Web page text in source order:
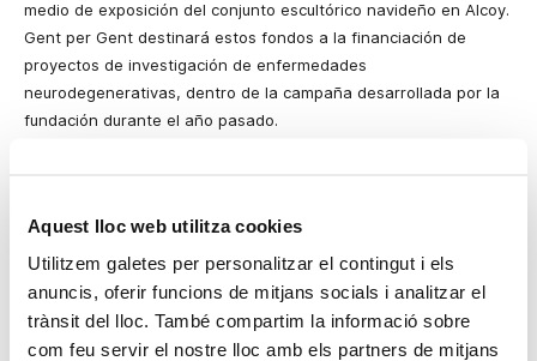
Aquest lloc web utilitza cookies
Utilitzem galetes per personalitzar el contingut i els
anuncis, oferir funcions de mitjans socials i analitzar el
trànsit del lloc. També compartim la informació sobre
com feu servir el nostre lloc amb els partners de mitjans
medio de exposición del conjunto escultórico navideño en Alcoy.
Gent per Gent destinará estos fondos a la financiación de
proyectos de investigación de enfermedades
neurodegenerativas, dentro de la campaña desarrollada por la
fundación durante el año pasado.
Familiars i Amics de Malalts d’Alzheimer d’Alcoi (AFA) y de Ràdio
Gent, ubicado a la salida del Belén Bancaja, informando a los
visitantes sobre la misión de la fundación y recogiendo 18.000
euros en donaciones.